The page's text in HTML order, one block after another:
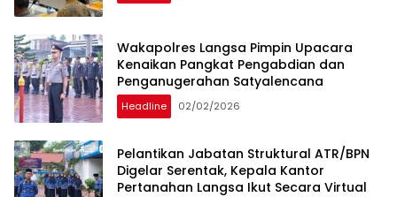
Wakapolres Langsa Pimpin Upacara
Kenaikan Pangkat Pengabdian dan
Penganugerahan Satyalencana
Headline 02/02/2026
Pelantikan Jabatan Struktural ATR/BPN
Digelar Serentak, Kepala Kantor
Pertanahan Langsa Ikut Secara Virtual